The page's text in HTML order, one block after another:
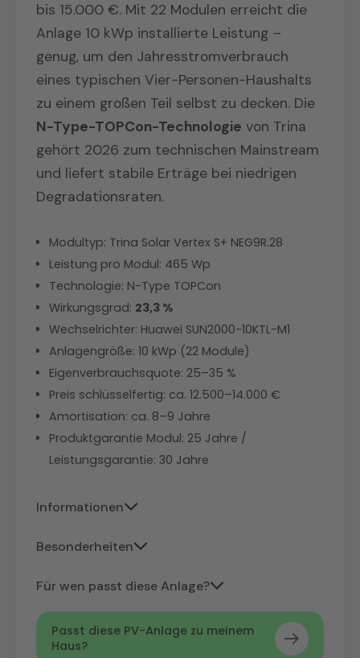
bis 15.000 €. Mit 22 Modulen erreicht die
Anlage 10 kWp installierte Leistung –
genug, um den Jahresstromverbrauch
eines typischen Vier-Personen-Haushalts
zu einem großen Teil selbst zu decken. Die
N-Type-TOPCon-Technologie von Trina
gehört 2026 zum technischen Mainstream
und liefert stabile Erträge bei niedrigen
Degradationsraten.
Modultyp: Trina Solar Vertex S+ NEG9R.28
Leistung pro Modul: 465 Wp
Technologie: N-Type TOPCon
Wirkungsgrad: 23,3 %
Wechselrichter: Huawei SUN2000-10KTL-M1
Anlagengröße: 10 kWp (22 Module)
Eigenverbrauchsquote: 25–35 %
Preis schlüsselfertig: ca. 12.500–14.000 €
Amortisation: ca. 8–9 Jahre
Produktgarantie Modul: 25 Jahre /
Leistungsgarantie: 30 Jahre
Informationen
Speicheranbindung, liefert aber einen
maximalen Wirkungsgrad von 98,4 %
und ermöglicht über dieFusionSolar-
Appeine detaillierte
Besonderheiten
dem Marktdurchschnitt von 198 €/kWp
– und ist damit die günstigste
Für wen passt diese Anlage?
Gut gedämmteEinfamilienhäuser
mit Fußbodenheizung oder
Passt diese PV-Anlage zu meinem
Haus?